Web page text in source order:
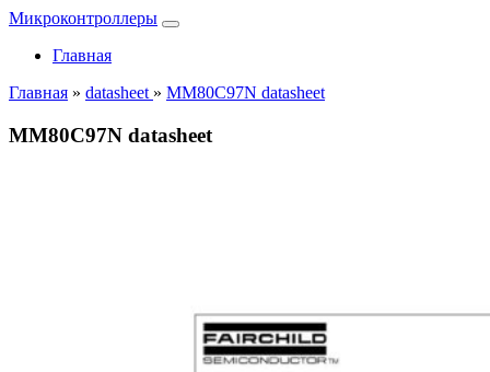
Микроконтроллеры
Главная
Главная » datasheet » MM80C97N datasheet
MM80C97N datasheet